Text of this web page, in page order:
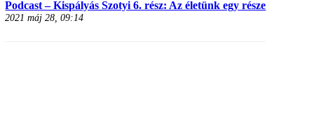
Podcast – Kispályás Szotyi 6. rész: Az életünk egy része
2021 máj 28, 09:14